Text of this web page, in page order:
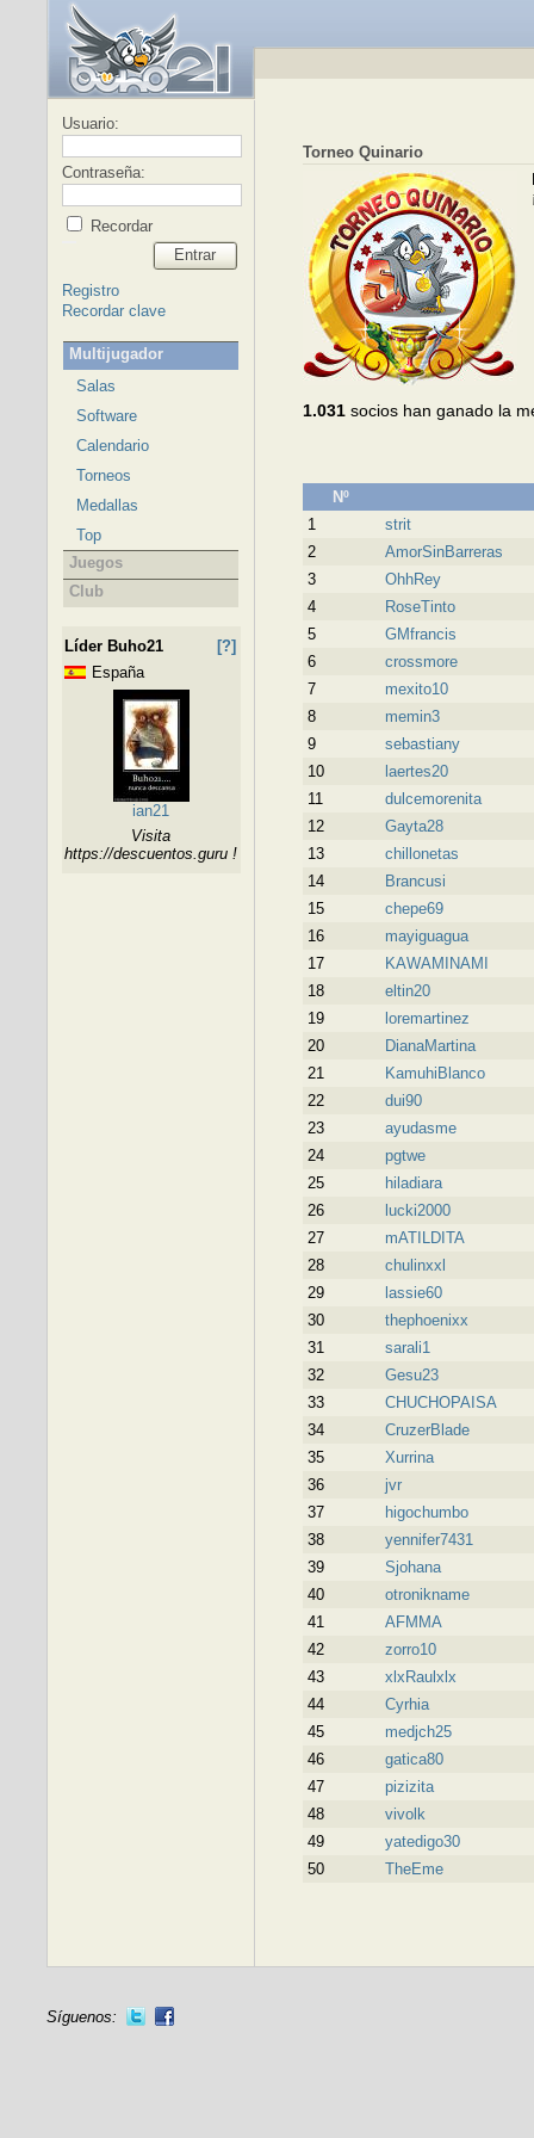
Usuario:
Contraseña:
Recordar
Entrar
Registro
Recordar clave
Multijugador
Salas
Software
Calendario
Torneos
Medallas
Top
Juegos
Club
Líder Buho21
[?]
España
ian21
Visita
https://descuentos.guru !
Torneo Quinario
1.031socios han ganado la
Nº
1
strit
2
AmorSinBarreras
3
OhhRey
4
RoseTinto
5
GMfrancis
6
crossmore
7
mexito10
8
memin3
9
sebastiany
10
laertes20
11
dulcemorenita
12
Gayta28
13
chillonetas
14
Brancusi
15
chepe69
16
mayiguagua
17
KAWAMINAMI
18
eltin20
19
loremartinez
20
DianaMartina
21
KamuhiBlanco
22
dui90
23
ayudasme
24
pgtwe
25
hiladiara
26
lucki2000
27
mATILDITA
28
chulinxxl
29
lassie60
30
thephoenixx
31
sarali1
32
Gesu23
33
CHUCHOPAISA
34
CruzerBlade
35
Xurrina
36
jvr
37
higochumbo
38
yennifer7431
39
Sjohana
40
otronikname
41
AFMMA
42
zorro10
43
xlxRaulxlx
44
Cyrhia
45
medjch25
46
gatica80
47
pizizita
48
vivolk
49
yatedigo30
50
TheEme
Síguenos: